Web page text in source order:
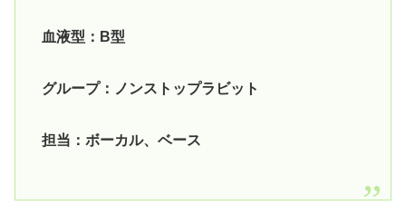
血液型：B型
グループ：ノンストップラビット
担当：ボーカル、ベース